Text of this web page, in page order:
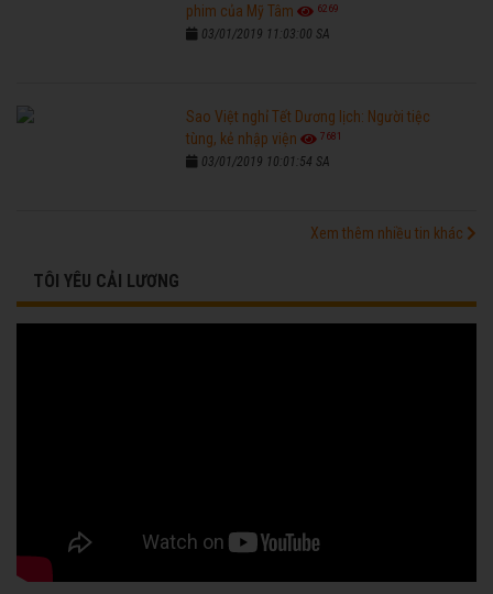
phim của Mỹ Tâm
6269
03/01/2019 11:03:00 SA
Sao Việt nghỉ Tết Dương lịch: Người tiệc
tùng, kẻ nhập viện
7681
03/01/2019 10:01:54 SA
Xem thêm nhiều tin khác
TÔI YÊU CẢI LƯƠNG